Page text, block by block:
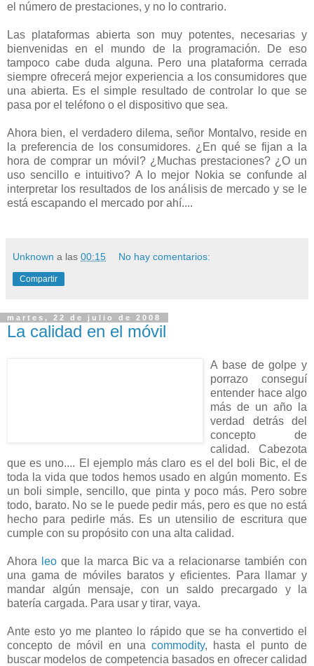
el número de prestaciones, y no lo contrario.
Las plataformas abierta son muy potentes, necesarias y
bienvenidas en el mundo de la programación. De eso
tampoco cabe duda alguna. Pero una plataforma cerrada
siempre ofrecerá mejor experiencia a los consumidores que
una abierta. Es el simple resultado de controlar lo que se
pasa por el teléfono o el dispositivo que sea.
Ahora bien, el verdadero dilema, señor Montalvo, reside en
la preferencia de los consumidores. ¿En qué se fijan a la
hora de comprar un móvil? ¿Muchas prestaciones? ¿O un
uso sencillo e intuitivo? A lo mejor Nokia se confunde al
interpretar los resultados de los análisis de mercado y se le
está escapando el mercado por ahí....
Unknown a las 00:15 No hay comentarios:
Compartir
martes, 22 de julio de 2008
La calidad en el móvil
A base de golpe y
porrazo conseguí
entender hace algo
más de un año la
verdad detrás del
concepto de
calidad. Cabezota
que es uno.... El ejemplo más claro es el del boli Bic, el de
toda la vida que todos hemos usado en algún momento. Es
un boli simple, sencillo, que pinta y poco más. Pero sobre
todo, barato. No se le puede pedir más, pero es que no está
hecho para pedirle más. Es un utensilio de escritura que
cumple con su propósito con una alta calidad.
Ahora leoque la marca Bic va a relacionarse también con
una gama de móviles baratos y eficientes. Para llamar y
mandar algún mensaje, con un saldo precargado y la
batería cargada. Para usar y tirar, vaya.
Ante esto yo me planteo lo rápido que se ha convertido el
concepto de móvil en una commodity, hasta el punto de
buscar modelos de competencia basados en ofrecer calidad